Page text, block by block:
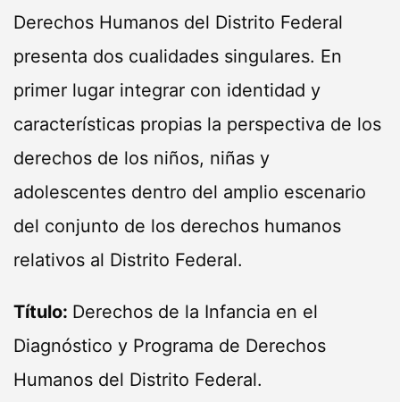
Derechos Humanos del Distrito Federal
presenta dos cualidades singulares. En
primer lugar integrar con identidad y
características propias la perspectiva de los
derechos de los niños, niñas y
adolescentes dentro del amplio escenario
del conjunto de los derechos humanos
relativos al Distrito Federal.
Título: Derechos de la Infancia en el
Diagnóstico y Programa de Derechos
Humanos del Distrito Federal.